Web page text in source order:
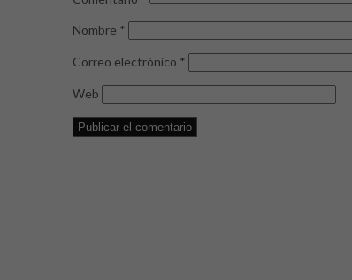
Nombre *
Correo electrónico *
Web